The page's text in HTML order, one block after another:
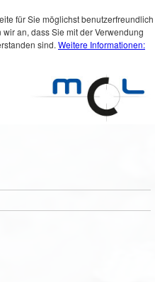
für Sie möglichst benutzerfreundlich
an, dass Sie mit der Verwendung
sind. Weitere Informationen: